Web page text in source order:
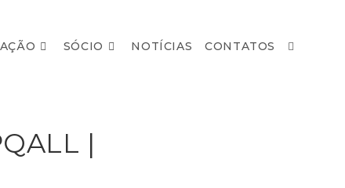
SÓCIO NOTÍCIAS CONTATOS
|